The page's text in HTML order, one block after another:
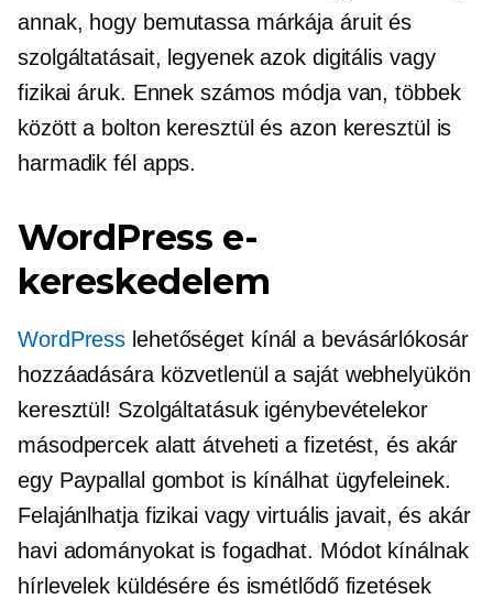
annak, hogy bemutassa márkája áruit és
szolgáltatásait, legyenek azok digitális vagy
fizikai áruk. Ennek számos módja van, többek
között a bolton keresztül és azon keresztül is
harmadik fél apps.
WordPress e-
kereskedelem
WordPress lehetőséget kínál a bevásárlókosár
hozzáadására közvetlenül a saját webhelyükön
keresztül! Szolgáltatásuk igénybevételekor
másodpercek alatt átveheti a fizetést, és akár
egy Paypallal gombot is kínálhat ügyfeleinek.
Felajánlhatja fizikai vagy virtuális javait, és akár
havi adományokat is fogadhat. Módot kínálnak
hírlevelek küldésére és ismétlődő fizetések